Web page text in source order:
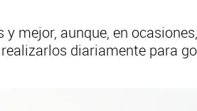
mejor, aunque, en
diariamente para